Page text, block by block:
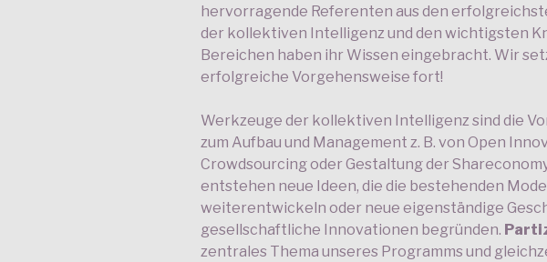
hervorragende Referenten aus den
der kollektiven Intelligenz und den wichtigsten
Bereichen haben ihr Wissen eingebracht. Wir
erfolgreiche Vorgehensweise fort!
Werkzeuge der kollektiven Intelligenz sind die
zum Aufbau und Management z. B. von Open
Crowdsourcing oder Gestaltung der
entstehen neue Ideen, die die bestehenden
weiterentwickeln oder neue eigenständige
gesellschaftliche Innovationen begründen.
zentrales Thema unseres Programms und